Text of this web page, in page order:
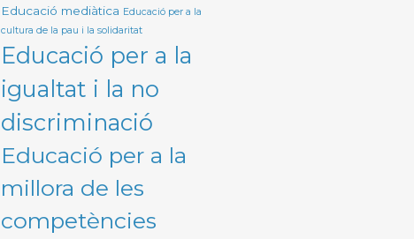
Educació mediàtica Educació per a la
cultura de la pau i la solidaritat
Educació per a la
igualtat i la no
discriminació
Educació per a la
millora de les
competències